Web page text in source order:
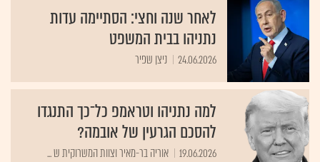
לאחר שנה וחצי: הסתיימה עדות
נתניהו בבית המשפט
24.06.2026 ניצן שפיר
למה נתניהו וטראמפ כל־כך התנגדו
להסכם הגרעין של אובמה?
19.06.2026 אוריה בר-מאיר וצוות המשרוקית ש ...